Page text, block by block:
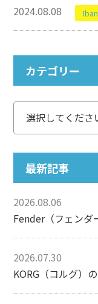
2024.08.08
カテゴリー
最新記事
2026.08.06
2026.07.30